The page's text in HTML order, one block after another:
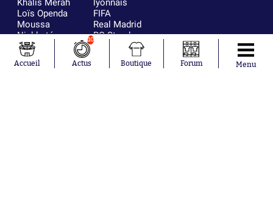
Loïs Openda
Moussa
Niakhaté
Nicolás
Tagliafico
Pavel Šulc
FIFA
Real Madrid
RC Strasbourg
AC Milan
RC Lens
Accueil
10
Actus Boutique Forum Menu